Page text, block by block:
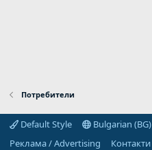
Потребители
Default Style
Bulgarian (BG)
Реклама / Advertising
Контакти